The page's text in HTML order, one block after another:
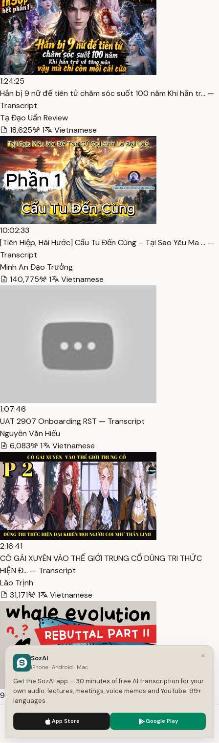
1:24:25
Hắn bị 9 nữ đế tiên tử chăm sóc suốt 100 năm Khi hắn tr… —
Transcript
Tạ Đạo Uẩn Review
18,625
1 Vietnamese
10:02:33
[Tiên Hiệp, Hài Hước] Cẩu Tu Đến Cùng – Tại Sao Yêu Ma … —
Transcript
Minh An Đạo Trưởng
140,775
1 Vietnamese
1:07:46
UAT 2907 Onboarding RST — Transcript
Nguyễn Văn Hiếu
6,083
1 Vietnamese
2:16:41
CÔ GÁI XUYÊN VÀO THẾ GIỚI TRUNG CỔ DÙNG TRI THỨC
HIỆN Đ… — Transcript
Lão Trịnh
31,171
1 Vietnamese
9:29
Whale Evolution: A Further Rebuttal — Transcript
Discovery Science
1,211
1 Vietnamese
We use cookies to enhance your experience.
×
SozAI
iPhone · Android · Mac
Get the SozAI app — 30 minutes of free AI transcription for your
own audio: lectures, meetings, voice memos and YouTube. 99+
languages.
App Store Google Play